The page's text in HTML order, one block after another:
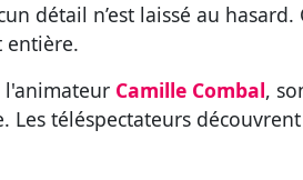
détail n’est laissé au
entière.
l'animateur Camille Combal,
Les téléspectateurs